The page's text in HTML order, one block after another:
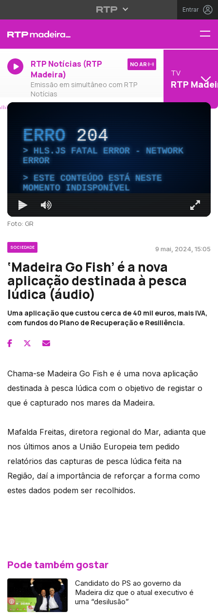
Entrar
RTP Notícias (RTP
Madeira)
Emissão em simultâneo com RTP
Notícias
NO AR
TV
RTP
ERRO204
HLS.JS FATAL ERROR - NETWORK
ERROR
ESTE CONTEÚDO ESTÁ NESTE
MOMENTO INDISPONÍVEL
Foto: GR
SOCIEDADE 9 mai, 2024, 15:05
‘Madeira Go Fish’ é a nova
aplicação destinada à pesca
lúdica (áudio)
Uma aplicação que custou cerca de 40 mil euros, mais IVA,
com fundos do Plano de Recuperação e Resiliência.
Chama-se Madeira Go Fish e é uma nova aplicação
destinada à pesca lúdica com o objetivo de registar o
que é capturado nos mares da Madeira.
Mafalda Freitas, diretora regional do Mar, adianta que
nos últimos anos a União Europeia tem pedido
relatórios das capturas de pesca lúdica feita na
Região, daí a importância de reforçar a forma como
estes dados podem ser recolhidos.
Pode também gostar
Candidato do PS ao governo da
Madeira diz que o atual executivo é
uma “desilusão”